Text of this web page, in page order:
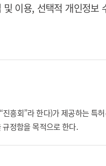
이용, 선택적 개인정
흥회”라 한다)가 제공하는 특
정함을 목적으로 한다.